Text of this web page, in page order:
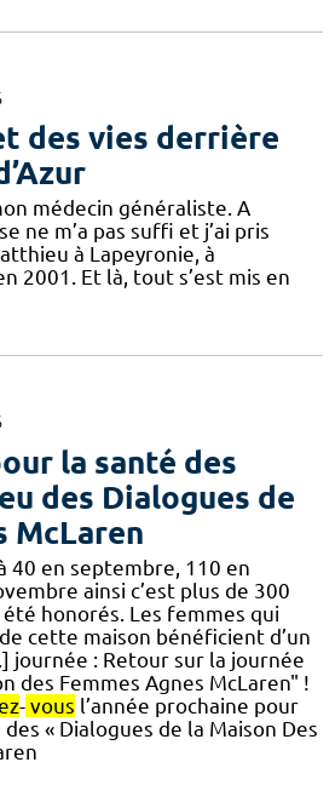
des vies derrière
médecin généraliste. A
ne m’a pas suffi et j’ai pris
à Lapeyronie, à
2001. Et là, tout s’est mis en
la santé des
des Dialogues de
McLaren
40 en septembre, 110 en
ainsi c’est plus de 300
honorés. Les femmes qui
cette maison bénéficient d’un
journée : Retour sur la journée
des Femmes Agnes McLaren" !
- vous l’année prochaine pour
« Dialogues de la Maison Des